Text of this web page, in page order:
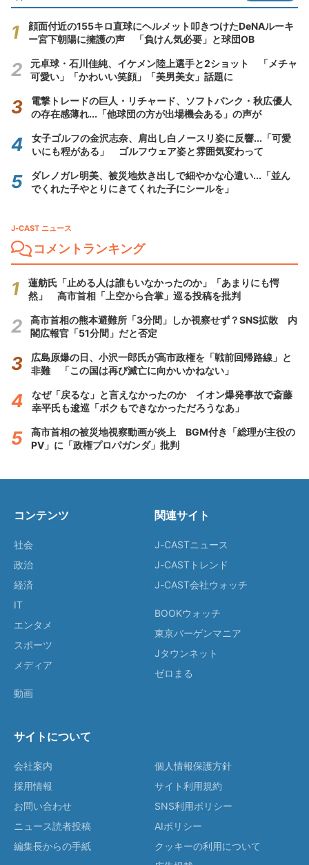
顔面付近の155キロ直球にヘルメット叩きつけたDeNAルーキ
ー宮下朝陽に擁護の声 「負けん気必要」と球団OB
元卓球・石川佳純、イケメン陸上選手と2ショット 「メチャ
可愛い」「かわいい笑顔」「美男美女」話題に
電撃トレードの巨人・リチャード、ソフトバンク・秋広優人
の存在感薄れ...「他球団の方が出場機会ある」の声が
女子ゴルフの金沢志奈、肩出し白ノースリ姿に反響...「可愛
いにも程がある」 ゴルフウェア姿と雰囲気変わって
ダレノガレ明美、被災地炊き出しで細やかな心遣い...「並ん
でくれた子やとりにきてくれた子にシールを」
J-CAST ニュース
コメントランキング
蓮舫氏「止める人は誰もいなかったのか」「あまりにも愕
然」 高市首相「上空から合掌」巡る投稿を批判
高市首相の熊本避難所「3分間」しか視察せず？SNS拡散 内
閣広報官「51分間」だと否定
広島原爆の日、小沢一郎氏が高市政権を「戦前回帰路線」と
非難 「この国は再び滅亡に向かいかねない」
なぜ「戻るな」と言えなかったのか イオン爆発事故で斎藤
幸平氏も逡巡「ボクもできなかっただろうなあ」
高市首相の被災地視察動画が炎上 BGM付き「総理が主役の
PV」に「政権プロパガンダ」批判
コンテンツ
社会
政治
経済
IT
エンタメ
スポーツ
メディア
動画
関連サイト
J-CASTニュース
J-CASTトレンド
J-CAST会社ウォッチ
BOOKウォッチ
東京バーゲンマニア
Jタウンネット
ゼロまる
サイトについて
会社案内
採用情報
お問い合わせ
ニュース読者投稿
編集長からの手紙
個人情報保護方針
サイト利用規約
SNS利用ポリシー
AIポリシー
クッキーの利用について